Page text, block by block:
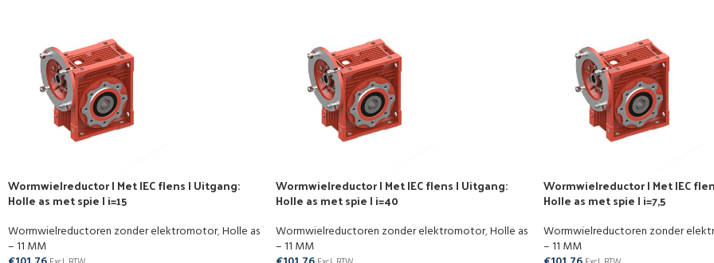
Wormwielreductor | Met IEC flens | Uitgang:
Holle as met spie | i=15
Wormwielreductoren zonder elektromotor,Holle as
– 11 MM
Wormwielreductor | Met IEC flens | Uitgang:
Holle as met spie | i=40
Wormwielreductoren zonder elektromotor,Holle as
– 11 MM
Wormwielreductor | Met IEC
Holle as met spie | i=7,5
Wormwielreductoren zonder
– 11 MM